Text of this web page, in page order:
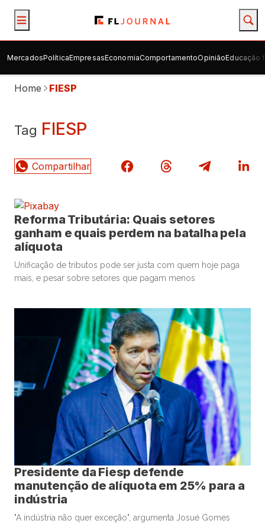
MercadosPolíticaEmpresasEconomiaComportamentoOpiniãoEducação
Home FIESP
Tag FIESP
Reforma Tributária: Quais setores
ganham e quais perdem na batalha pela
alíquota
Unificação de tributos pode ser justa com quem hoje paga
mais, e pesar sobre setores que pagam menos
Presidente da Fiesp defende
manutenção de alíquota em 25% para a
indústria
"A indústria não quer exceção", argumenta Josué Gomes